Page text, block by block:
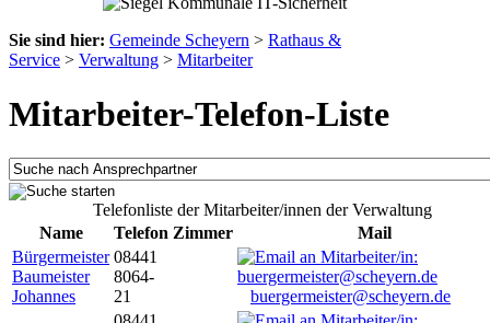
Sie sind hier: Gemeinde Scheyern > Rathaus &
Service > Verwaltung > Mitarbeiter
Mitarbeiter-Telefon-Liste
Telefonliste der Mitarbeiter/innen der Verwaltung
Name
Telefon Zimmer
Mail
Bürgermeister
Baumeister
Johannes
08441
8064-
21
buergermeister@scheyern.de